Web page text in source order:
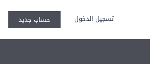
تسجيل الدخول حساب جديد